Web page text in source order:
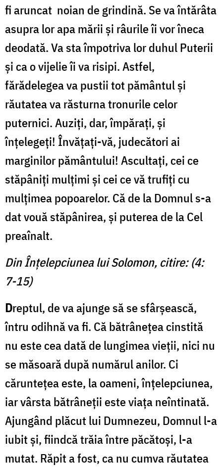
fi aruncat noian de grindină. Se va întărâta
asupra lor apa mării și râurile îi vor îneca
deodată. Va sta împotriva lor duhul Puterii
și ca o vijelie îi va risipi. Astfel,
fărădelegea va pustii tot pământul și
răutatea va răsturna tronurile celor
puternici. Auziți, dar, împărați, și
înțelegeți! Învățați-vă, judecători ai
marginilor pământului! Ascultați, cei ce
stăpâniți mulțimi și cei ce vă trufiți cu
mulțimea popoarelor. Că de la Domnul s-a
dat vouă stăpânirea, și puterea de la Cel
preaînalt.
Din Înțelepciunea lui Solomon, citire: (4:
7-15)
Dreptul, de va ajunge să se sfârșească,
întru odihnă va fi. Că bătrânețea cinstită
nu este cea dată de lungimea vieții, nici nu
se măsoară după numărul anilor. Ci
căruntețea este, la oameni, înțelepciunea,
iar vârsta bătrâneții este viața neîntinată.
Ajungând plăcut lui Dumnezeu, Domnul l-a
iubit și, fiindcă trăia între păcătoși, l-a
mutat. Răpit a fost, ca nu cumva răutatea